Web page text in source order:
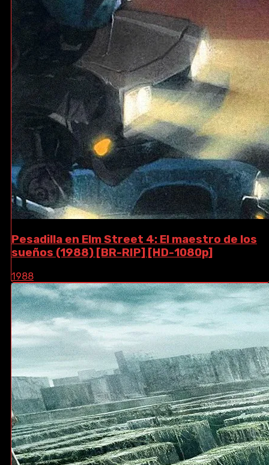
Pesadilla en Elm Street 4: El maestro de los
sueños (1988) [BR-RIP] [HD-1080p]
1988